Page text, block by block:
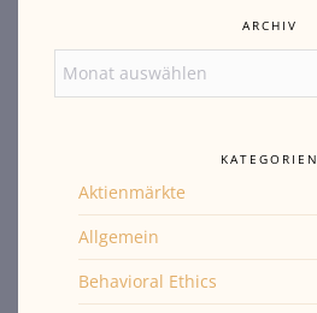
ARCHIV
KATEGORIEN
Aktienmärkte
Allgemein
Behavioral Ethics